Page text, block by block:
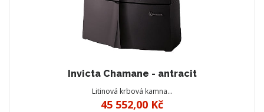
Invicta Chamane - antracit
Litinová krbová kamna…
45 552,00 Kč